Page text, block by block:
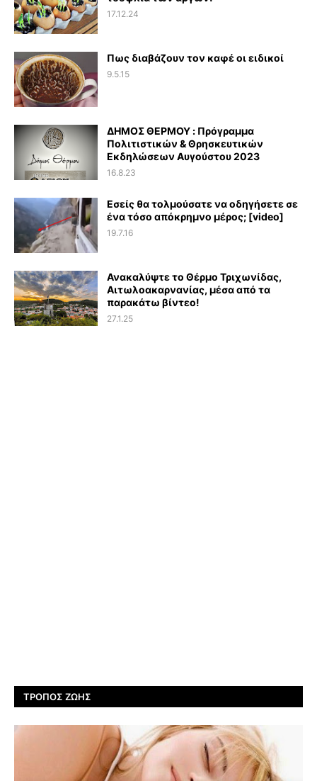
17.12.24
Πως διαβάζουν τον καφέ οι ειδικοί
9.5.15
ΔΗΜΟΣ ΘΕΡΜΟΥ : Πρόγραμμα
Πολιτιστικών & Θρησκευτικών
Εκδηλώσεων Αυγούστου 2023
16.8.23
Εσείς θα τολμούσατε να οδηγήσετε σε
ένα τόσο απόκρημνο μέρος; [video]
19.7.16
Ανακαλύψτε το Θέρμο Τριχωνίδας,
Αιτωλοακαρνανίας, μέσα από τα
παρακάτω βίντεο!
27.1.25
ΤΡΌΠΟΣ ΖΩΉΣ